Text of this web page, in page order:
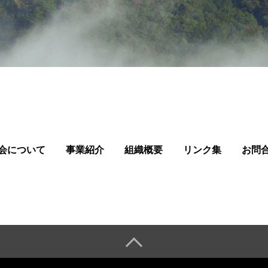
について 事業紹介 組織概要 リンク集 お問